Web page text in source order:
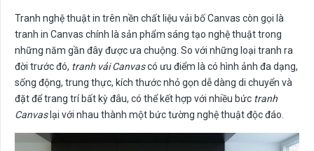
Tranh nghệ thuật in trên nền chất liệu vải bố Canvas còn gọi là
tranh in Canvas chính là sản phẩm sáng tạo nghệ thuật trong
những năm gần đây được ưa chuộng. So với những loại tranh ra
đời trước đó, tranh vải Canvascó ưu điểm là có hình ảnh đa dạng,
sống động, trung thực, kích thước nhỏ gọn dễ dàng di chuyển và
đặt để trang trí bất kỳ đâu, có thể kết hợp với nhiều bức tranh
Canvaslại với nhau thành một bức tường nghệ thuật độc đáo.